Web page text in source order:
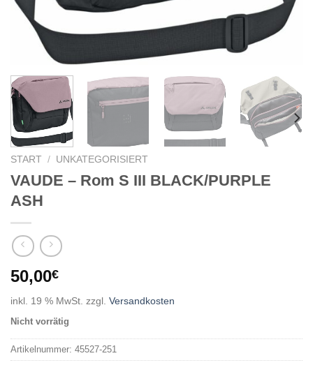
START / UNKATEGORISIERT
VAUDE – Rom S III BLACK/PURPLE
ASH
50,00€
inkl. 19 % MwSt. zzgl. Versandkosten
Nicht vorrätig
Artikelnummer: 45527-251